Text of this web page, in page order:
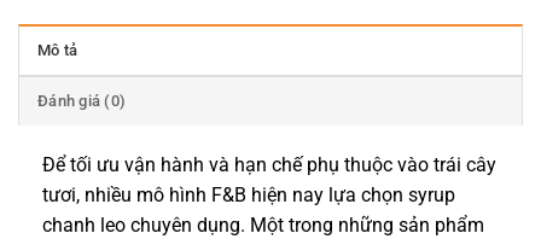
Mô tả
Đánh giá (0)
Để tối ưu vận hành và hạn chế phụ thuộc vào trái cây
tươi, nhiều mô hình F&B hiện nay lựa chọn syrup
chanh leo chuyên dụng. Một trong những sản phẩm